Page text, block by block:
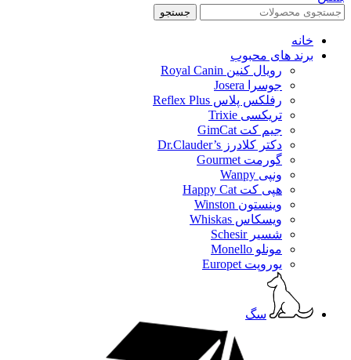
جستجو
خانه
برند های محبوب
رویال کنین Royal Canin
جوسرا Josera
رفلکس پلاس Reflex Plus
تریکسی Trixie
جیم کت GimCat
دکتر کلادرز Dr.Clauder’s
گورمت Gourmet
ونپی Wanpy
هپی کت Happy Cat
وینستون Winston
ویسکاس Whiskas
شسیر Schesir
مونلو Monello
یوروپت Europet
سگ